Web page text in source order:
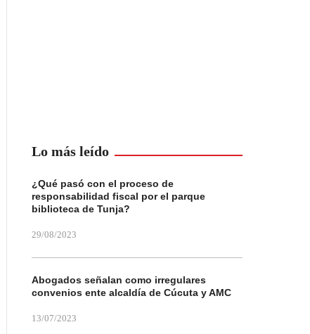
Lo más leído
¿Qué pasó con el proceso de
responsabilidad fiscal por el parque
biblioteca de Tunja?
29/08/2023
Abogados señalan como irregulares
convenios ente alcaldía de Cúcuta y AMC
13/07/2023